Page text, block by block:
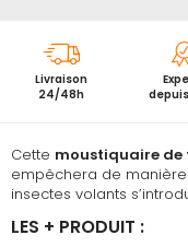
Cette moustiquaire de
empêchera de
insectes volants
LES + PRODUIT :
Livraison
24/48h